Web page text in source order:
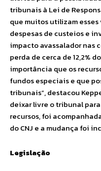
tribunais à Lei de
que muitos utilizam
despesas de custeios e
impacto avassalador nas
perda de cerca de 12,2%
importância que os
fundos especiais e que
tribunais”, destacou
deixar livre o tribunal
recursos, foi
do CNJ e a mudança foi
Legislação